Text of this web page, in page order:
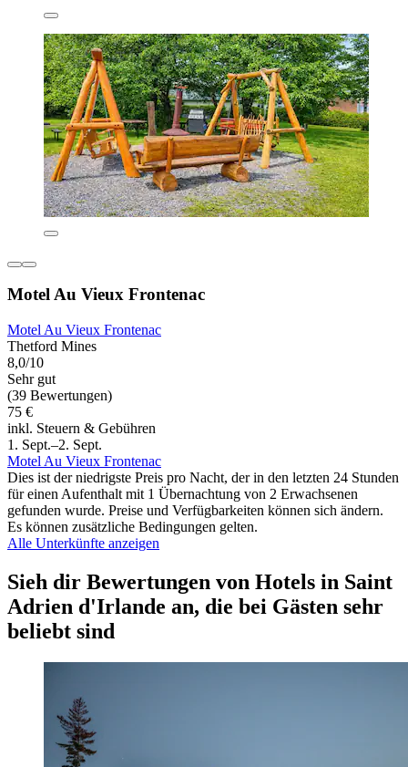
Motel Au Vieux Frontenac
Motel Au Vieux Frontenac
Thetford Mines
8,0/10
Sehr gut
(39 Bewertungen)
75 €
inkl. Steuern & Gebühren
1. Sept.–2. Sept.
Motel Au Vieux Frontenac
Dies ist der niedrigste Preis pro Nacht, der in den letzten 24 Stunden
für einen Aufenthalt mit 1 Übernachtung von 2 Erwachsenen
gefunden wurde. Preise und Verfügbarkeiten können sich ändern.
Es können zusätzliche Bedingungen gelten.
Alle Unterkünfte anzeigen
Sieh dir Bewertungen von Hotels in Saint
Adrien d'Irlande an, die bei Gästen sehr
beliebt sind